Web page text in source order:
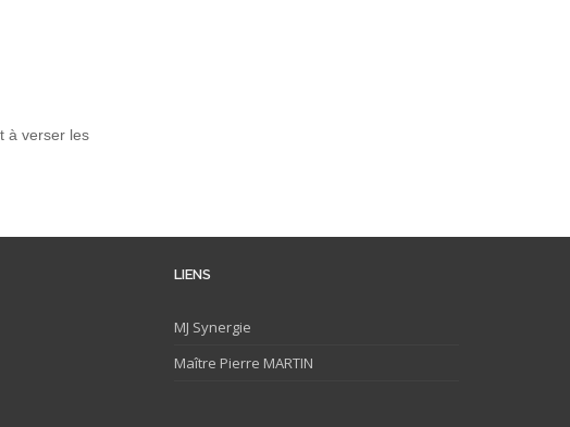
à verser les
LIENS
MJ Synergie
Maître Pierre MARTIN